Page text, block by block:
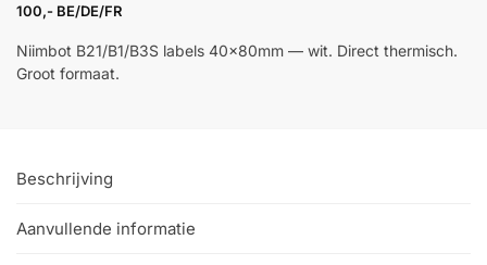
100,- BE/DE/FR
Niimbot B21/B1/B3S labels 40×80mm — wit. Direct thermisch.
Groot formaat.
Beschrijving
Aanvullende informatie